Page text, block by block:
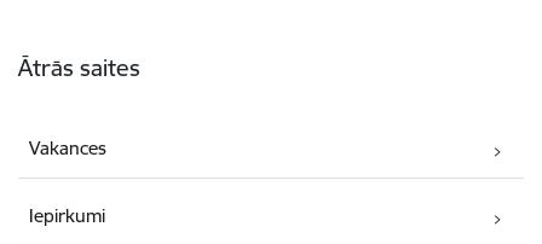
Ātrās saites
Vakances
Iepirkumi